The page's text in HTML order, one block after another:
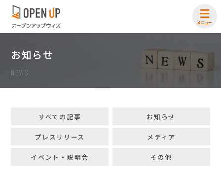
お知らせ
NEWS
すべての記事 お知らせ
プレスリリース メディア
イベント・説明会 その他